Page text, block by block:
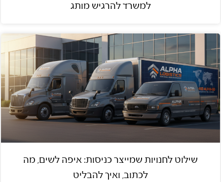
למשרד להרגיש מותג
שילוט לחנויות שמייצר כניסות: איפה לשים, מה
לכתוב, ואיך להבליט